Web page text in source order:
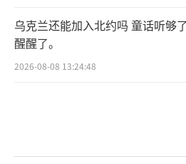
乌克兰还能加入北约吗 童话听够
醒醒了。
2026-08-08 13:24:48